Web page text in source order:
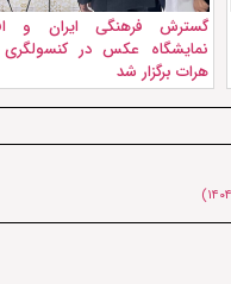
گسترش فرهنگی ایران و
نمایشگاه عکس در کنسولگری
هرات برگزار شد